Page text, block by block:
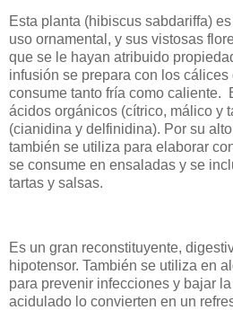
Esta planta (hibiscus sabdariffa)
uso ornamental, y sus vistosas
que se le hayan atribuido
infusión se prepara con los cálices
consume tanto fría como caliente.
ácidos orgánicos (cítrico, málico y
(cianidina y delfinidina). Por su
también se utiliza para elaborar
se consume en ensaladas y se
tartas y salsas.
Es un gran reconstituyente,
hipotensor. También se utiliza en
para prevenir infecciones y bajar
acidulado lo convierten en un